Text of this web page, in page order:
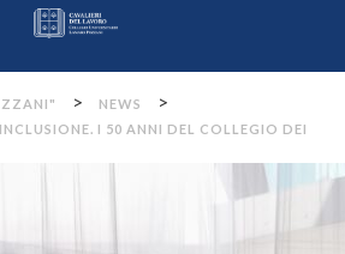
> NEWS >
I 50 ANNI DEL COLLEGIO DEI